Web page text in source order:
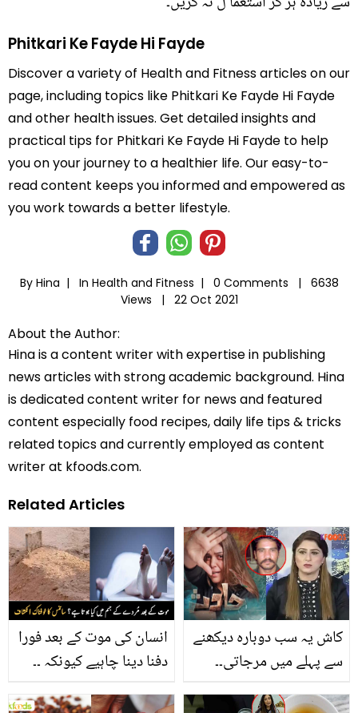
Phitkari Ke Fayde Hi Fayde
Discover a variety of Health and Fitness articles on our
page, including topics like Phitkari Ke Fayde Hi Fayde
and other health issues. Get detailed insights and
practical tips for Phitkari Ke Fayde Hi Fayde to help
you on your journey to a healthier life. Our easy-to-
read content keeps you informed and empowered as
you work towards a better lifestyle.
By Hina | In Health and Fitness | 0 Comments |
6638
Views |
22 Oct 2021
About the Author:
Hina is a content writer with expertise in publishing
news articles with strong academic background. Hina
is dedicated content writer for news and featured
content especially food recipes, daily life tips & tricks
related topics and currently employed as content
writer at kfoods.com.
Related Articles
انسان کی موت کے بعد فورا
دفنا دینا چاہیے کیونکہ ۔۔
کاش یہ سب دوبارہ دیکھنے
سے پہلے میں مرجاتی۔۔